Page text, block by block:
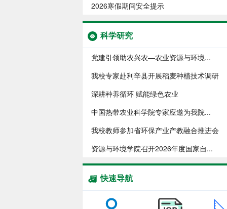
2026寒假期间安全提示
科学研究
党建引领助农兴农—农业资源与环境...
我校专家赴利辛县开展稻麦种植技术调研
深耕种养循环 赋能绿色农业
中国热带农业科学院专家应邀为我院...
我校教师参加省环保产业产教融合推进会
资源与环境学院召开2026年度国家自...
快速导航